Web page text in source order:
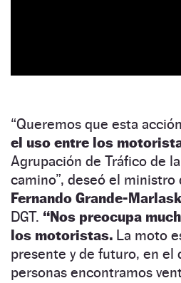
“Queremos que esta
el uso entre los
Agrupación de Tráfico de
camino”, deseó el ministro
Fernando Grande-
DGT. “Nos preocupa
los motoristas. La moto
presente y de futuro, en el
personas encontramos